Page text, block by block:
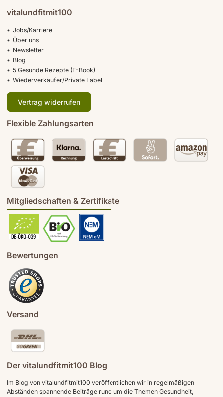
vitalundfitmit100
Jobs/Karriere
Über uns
Newsletter
Blog
5 Gesunde Rezepte (E-Book)
Wiederverkäufer/Private Label
Vertrag widerrufen
Flexible Zahlungsarten
Mitgliedschaften & Zertifikate
Bewertungen
Versand
Der vitalundfitmit100 Blog
Im Blog von vitalundfitmit100 veröffentlichen wir in regelmäßigen
Abständen spannende Beiträge rund um die Themen Gesundheit,